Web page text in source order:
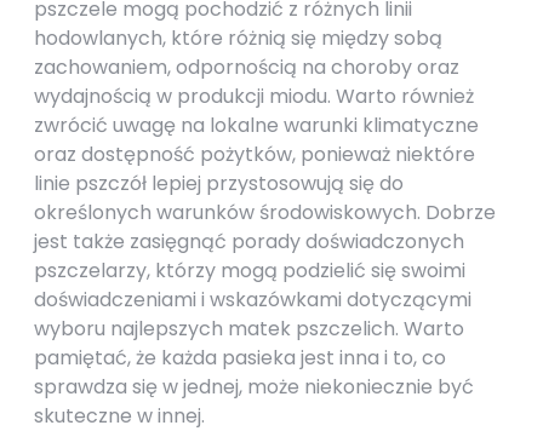
pszczele mogą pochodzić z różnych linii
hodowlanych, które różnią się między sobą
zachowaniem, odpornością na choroby oraz
wydajnością w produkcji miodu. Warto również
zwrócić uwagę na lokalne warunki klimatyczne
oraz dostępność pożytków, ponieważ niektóre
linie pszczół lepiej przystosowują się do
określonych warunków środowiskowych. Dobrze
jest także zasięgnąć porady doświadczonych
pszczelarzy, którzy mogą podzielić się swoimi
doświadczeniami i wskazówkami dotyczącymi
wyboru najlepszych matek pszczelich. Warto
pamiętać, że każda pasieka jest inna i to, co
sprawdza się w jednej, może niekoniecznie być
skuteczne w innej.